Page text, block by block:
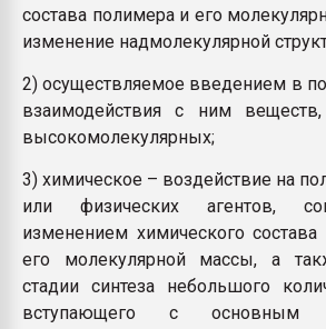
состава полимера и его
изменение надмолекулярной
2) осуществляемое введением в
взаимодействия с ним
высокомолекулярных;
3) химическое – воздействие на
или физических агентов,
изменением химического
его молекулярной массы, а
стадии синтеза небольшого
вступающего с